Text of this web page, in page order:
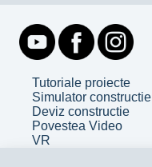
Tutoriale proiecte
Simulator constructie
Deviz constructie
Povestea Video
VR